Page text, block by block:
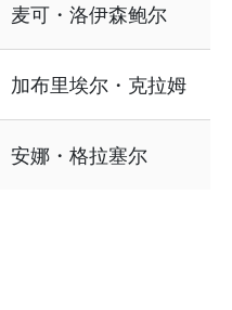
麦可・洛伊森鲍尔
加布里埃尔・克拉姆
安娜・格拉塞尔